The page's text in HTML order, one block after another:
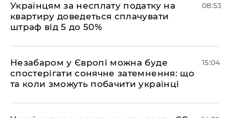
Українцям за несплату податку на
квартиру доведеться сплачувати
штраф від 5 до 50%
08:53
​Незабаром у Європі можна буде
спостерігати сонячне затемнення: що
та коли зможуть побачити українці
15:04